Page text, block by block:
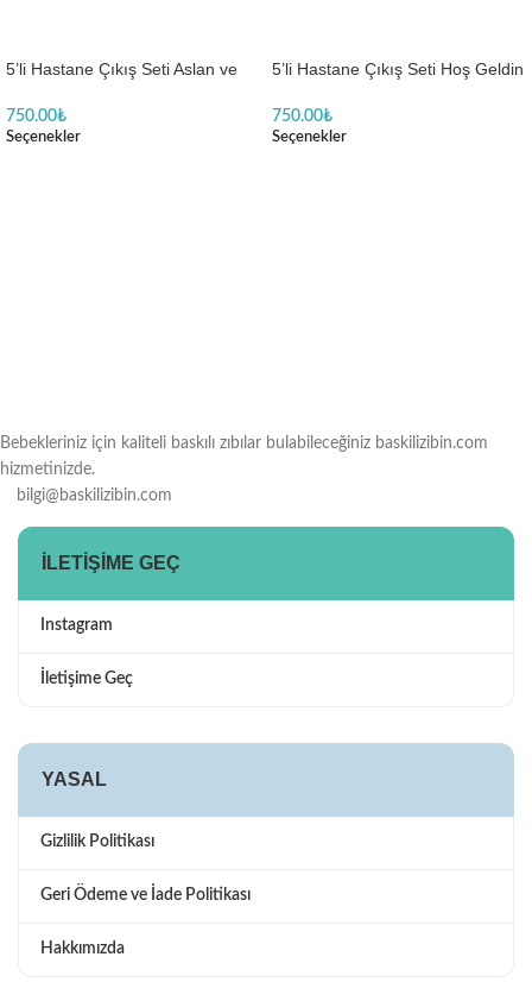
5’li Hastane Çıkış Seti Aslan ve
750.00₺
Seçenekler
5’li Hastane Çıkış Seti Hoş Geldin
750.00₺
Seçenekler
Bebekleriniz için kaliteli baskılı zıbılar bulabileceğiniz baskilizibin.com
hizmetinizde.
bilgi@baskilizibin.com
İLETIŞIME GEÇ
Instagram
İletişime Geç
YASAL
Gizlilik Politikası
Geri Ödeme ve İade Politikası
Hakkımızda